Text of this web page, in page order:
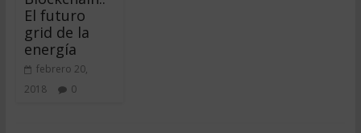
El futuro
grid de la
energía
febrero 20,
2018
0